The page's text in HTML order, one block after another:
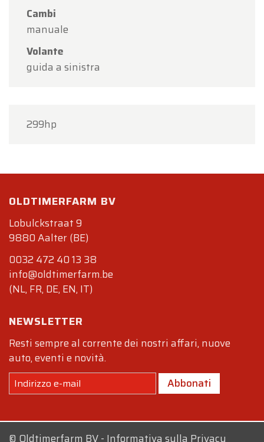
Cambi
manuale
Volante
guida a sinistra
299hp
OLDTIMERFARM BV
Lobulckstraat 9
9880 Aalter (BE)
0032 472 40 13 38
info@oldtimerfarm.be
(NL, FR, DE, EN, IT)
NEWSLETTER
Resti sempre al corrente dei nostri affari, nuove
auto, eventi e novità.
Abbonati
© Oldtimerfarm BV- Informativa sulla Privacy